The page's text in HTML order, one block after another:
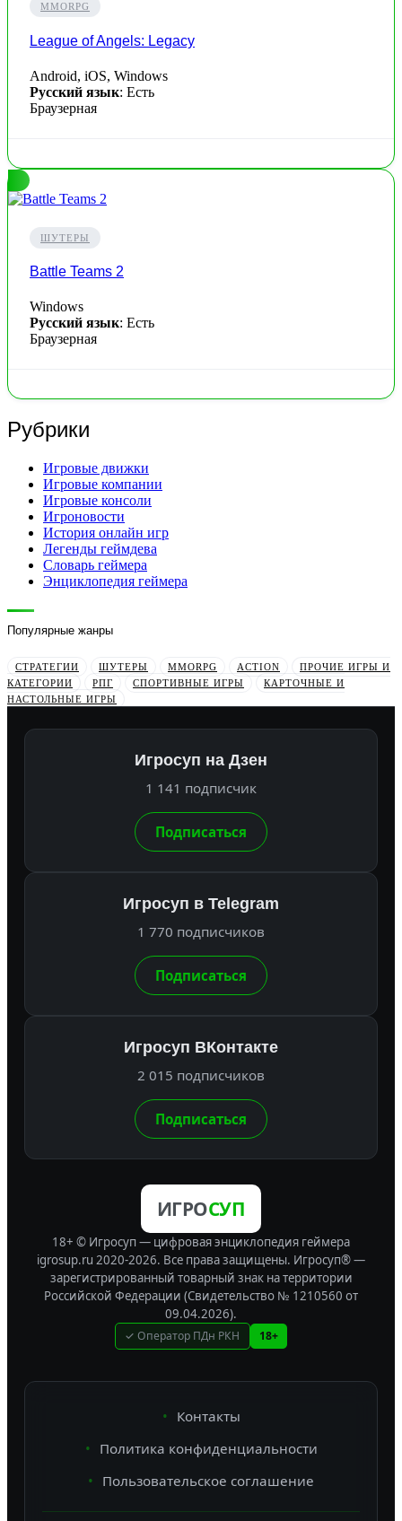
MMORPG
League of Angels: Legacy
Android, iOS, Windows
Русский язык: Есть
Браузерная
ШУТЕРЫ
Battle Teams 2
Windows
Русский язык: Есть
Браузерная
Рубрики
Игровые движки
Игровые компании
Игровые консоли
Игроновости
История онлайн игр
Легенды геймдева
Словарь геймера
Энциклопедия геймера
Популярные жанры
СТРАТЕГИИ ШУТЕРЫ MMORPG ACTION
ПРОЧИЕ ИГРЫ И
КАТЕГОРИИ
РПГ СПОРТИВНЫЕ ИГРЫ
КАРТОЧНЫЕ И
НАСТОЛЬНЫЕ ИГРЫ
Игросуп на Дзен
1 141 подписчик
Подписаться
Игросуп в Telegram
1 770 подписчиков
Подписаться
Игросуп ВКонтакте
2 015 подписчиков
Подписаться
ИГРОСУП
18+ © Игросуп — цифровая энциклопедия геймера
igrosup.ru 2020-2026. Все права защищены. Игросуп® —
зарегистрированный товарный знак на территории
Российской Федерации (Свидетельство № 1210560 от
09.04.2026).
✓ Оператор ПДн РКН 18+
Контакты
Политика конфиденциальности
Пользовательское соглашение